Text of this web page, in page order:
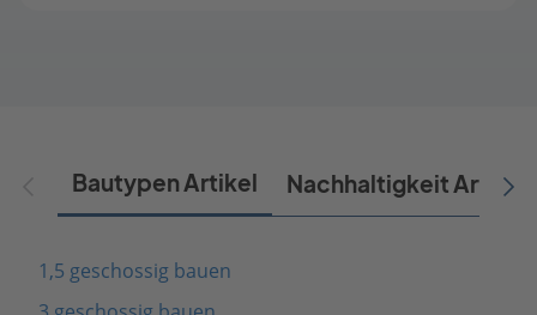
Bautypen Artikel Nachhaltigkeit Artikel
1,5 geschossig bauen